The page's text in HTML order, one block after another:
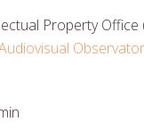
Property